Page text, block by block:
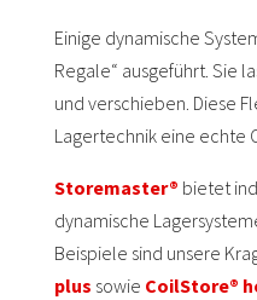
Einige dynamische
Regale“ ausgeführt. Sie
und verschieben. Diese
Lagertechnik eine echte
Storemaster® bietet
dynamische
Beispiele sind unsere
plus sowie CoilStore®